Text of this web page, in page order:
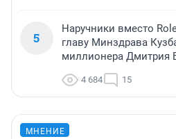
5
Наручники вместо
главу Минздрава
миллионера Дмитрия
4 684 15
МНЕНИЕ